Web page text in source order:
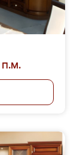
п.м.